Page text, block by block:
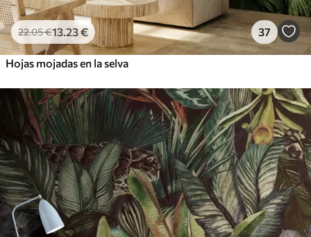
22.05€13 .23€ 37
Hojas mojadas en la selva